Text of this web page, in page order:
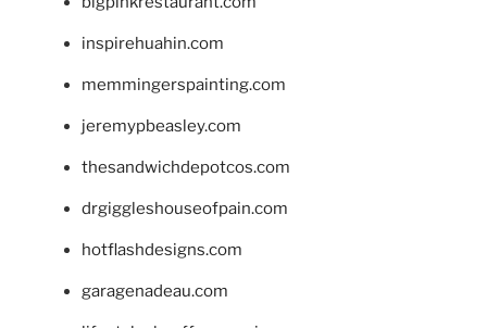
inspirehuahin.com
memmingerspainting.com
jeremypbeasley.com
thesandwichdepotcos.com
drgiggleshouseofpain.com
hotflashdesigns.com
garagenadeau.com